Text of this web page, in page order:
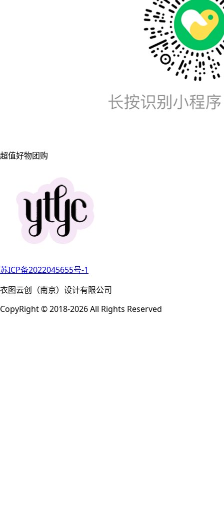
超值好物团购
苏ICP备2022045655号-1
衣图云创（南京）设计有限公司
CopyRight © 2018-2026 All Rights Reserved